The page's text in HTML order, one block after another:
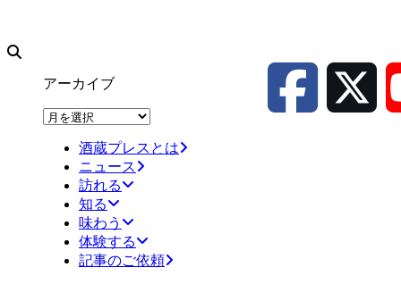
アーカイブ
ア
酒蔵プレスとは
ニュース
訪れる
知る
味わう
体験する
記事のご依頼